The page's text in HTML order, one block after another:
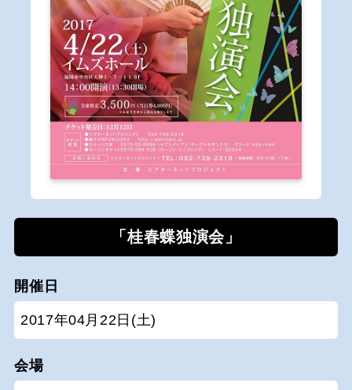
「桂春蝶独演会」
開催日
2017年04月22日(土)
会場